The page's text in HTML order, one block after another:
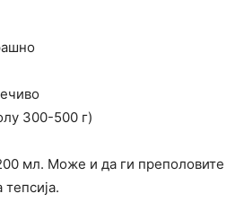
300-500 г)
мл. Може и да ги преполовите